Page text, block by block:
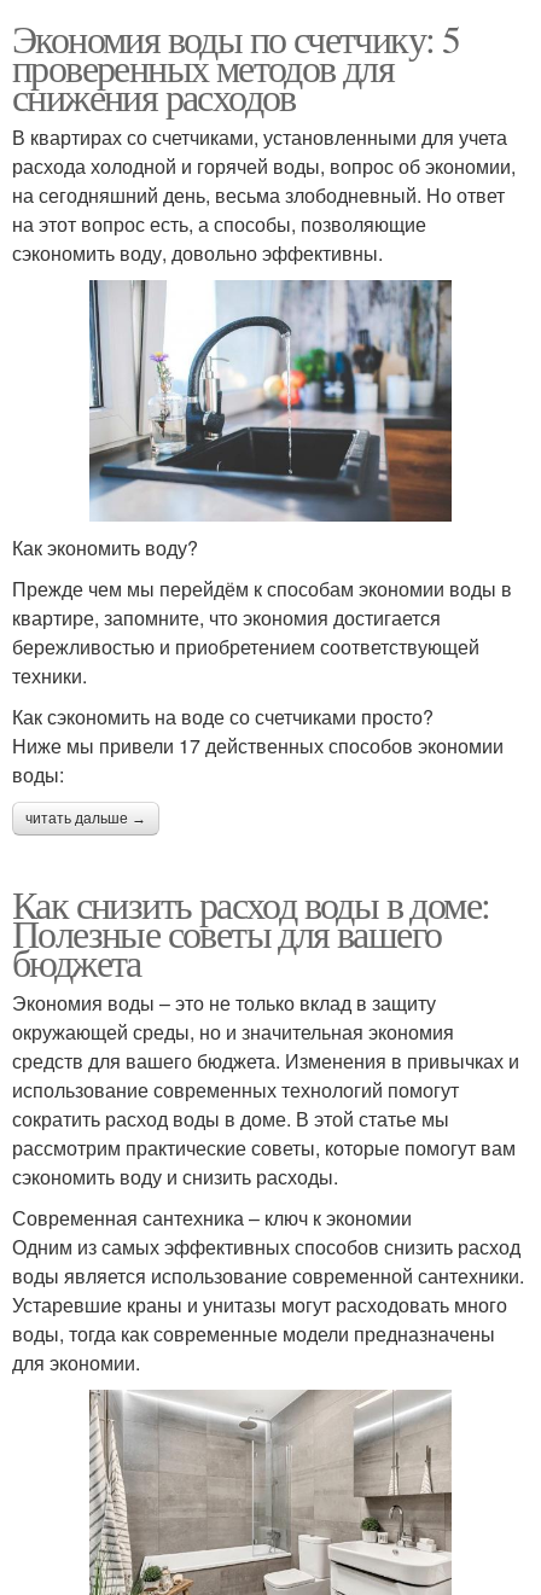
Экономия воды по счетчику: 5
проверенных методов для
снижения расходов
В квартирах со счетчиками, установленными для учета
расхода холодной и горячей воды, вопрос об экономии,
на сегодняшний день, весьма злободневный. Но ответ
на этот вопрос есть, а способы, позволяющие
сэкономить воду, довольно эффективны.
Как экономить воду?
Прежде чем мы перейдём к способам экономии воды в
квартире, запомните, что экономия достигается
бережливостью и приобретением соответствующей
техники.
Как сэкономить на воде со счетчиками просто?
Ниже мы привели 17 действенных способов экономии
воды:
читать дальше →
Как снизить расход воды в доме:
Полезные советы для вашего
бюджета
Экономия воды – это не только вклад в защиту
окружающей среды, но и значительная экономия
средств для вашего бюджета. Изменения в привычках и
использование современных технологий помогут
сократить расход воды в доме. В этой статье мы
рассмотрим практические советы, которые помогут вам
сэкономить воду и снизить расходы.
Современная сантехника – ключ к экономии
Одним из самых эффективных способов снизить расход
воды является использование современной сантехники.
Устаревшие краны и унитазы могут расходовать много
воды, тогда как современные модели предназначены
для экономии.